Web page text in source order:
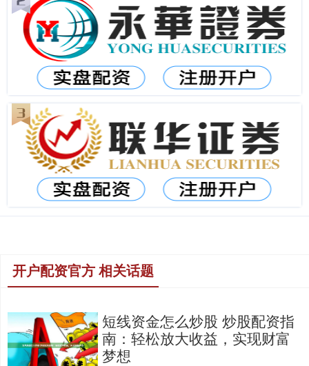
开户配资官方 相关话题
短线资金怎么炒股 炒股配资指
南：轻松放大收益，实现财富
梦想